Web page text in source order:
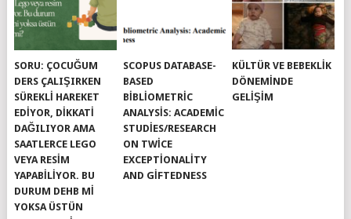
SORU: ÇOCUĞUM
DERS ÇALIŞIRKEN
SÜREKLI HAREKET
EDIYOR, DIKKATI
DAĞILIYOR AMA
SAATLERCE LEGO
VEYA RESIM
YAPABILIYOR. BU
DURUM DEHB MI
YOKSA ÜSTÜN
SCOPUS DATABASE-
BASED
BIBLIOMETRIC
ANALYSIS: ACADEMIC
STUDIES/RESEARCH
ON TWICE
EXCEPTIONALITY
AND GIFTEDNESS
KÜLTÜR VE BEBEKLIK
DÖNEMINDE
GELIŞIM